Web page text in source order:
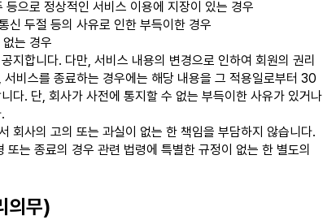
으로 정상적인 서비스 이용에 지장이 있는 경우
신 두절 등의 사유로 인한 부득이한 경우
는 경우
지합니다. 다만, 서비스 내용의 변경으로 인하여 회원의 권리
비스를 종료하는 경우에는 해당 내용을 그 적용일로부터 30
다. 단, 회사가 사전에 통지할 수 없는 부득이한 사유가 있거나
회사의 고의 또는 과실이 없는 한 책임을 부담하지 않습니다.
는 종료의 경우 관련 법령에 특별한 규정이 없는 한 별도의
의무)